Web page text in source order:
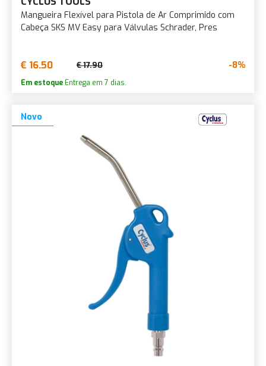
Mangueira Flexível para Pistola de Ar Comprimido com
Cabeça SKS MV Easy para Válvulas Schrader, Pres
€ 16.50 € 17.90 -8%
Em estoque Entrega em 7 dias.
Novo